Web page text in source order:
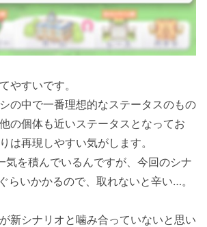
やすいです。
の中で一番理想的なステータスのもの
の個体も近いステータスとなってお
は再現しやすい気がします。
気を積んでいるんですが、今回のシナ
らいかかるので、取れないと辛い…。
新シナリオと噛み合っていないと思い